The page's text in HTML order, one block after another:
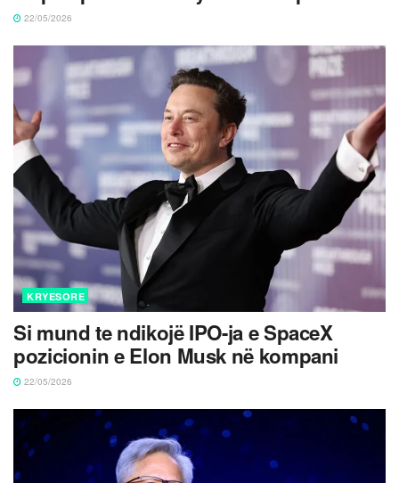
22/05/2026
KRYESORE
Si mund te ndikojë IPO-ja e SpaceX
pozicionin e Elon Musk në kompani
22/05/2026